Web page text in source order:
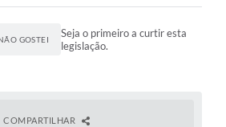
GOSTEI
Seja o primeiro a curtir esta
legislação.
COMPARTILHAR